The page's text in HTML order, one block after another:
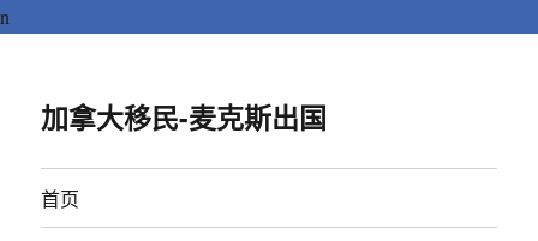
n
加拿大移民-麦克斯出国
首页